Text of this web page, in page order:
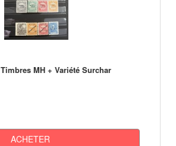
MH + Variété Surchar
ACHETER